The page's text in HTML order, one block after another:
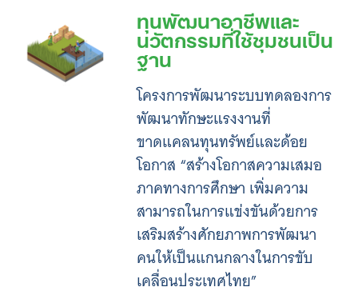
ทุนพัฒนาอาชีพและ
นวัตกรรมที่ใช้ชุมชนเป็น
ฐาน
โครงการพัฒนาระบบทดลองการ
พัฒนาทักษะแรงงานที่
ขาดแคลนทุนทรัพย์และด้อย
โอกาส “สร้างโอกาสความเสมอ
ภาคทางการศึกษา เพิ่มความ
สามารถในการแข่งขันด้วยการ
เสริมสร้างศักยภาพการพัฒนา
คนให้เป็นแกนกลางในการขับ
เคลื่อนประเทศไทย”